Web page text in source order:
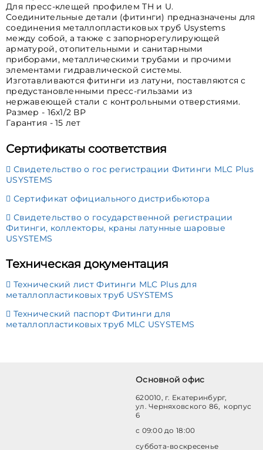
Для пресс-клещей профилем TH и U.
Соединительные детали (фитинги) предназначены для
соединения металлопластиковых труб Usystems
между собой, а также с запорнорегулирующей
арматурой, отопительными и санитарными
приборами, металлическими трубами и прочими
элементами гидравлической системы.
Изготавливаются фитинги из латуни, поставляются с
предустановленными пресс-гильзами из
нержавеющей стали с контрольными отверстиями.
Размер - 16х1/2 ВР
Гарантия - 15 лет
Сертификаты соответствия
Свидетельство о гос регистрации Фитинги MLC Plus
USYSTEMS
Сертификат официального дистрибьютора
Свидетельство о государственной регистрации
Фитинги, коллекторы, краны латунные шаровые
USYSTEMS
Техническая документация
Технический лист Фитинги MLC Plus для
металлопластиковых труб USYSTEMS
Технический паспорт Фитинги для
металлопластиковых труб MLC USYSTEMS
Основной офис
620010, г. Екатеринбург,
ул. Черняховского 86, корпус
6
с 09:00 до 18:00
суббота-воскресенье